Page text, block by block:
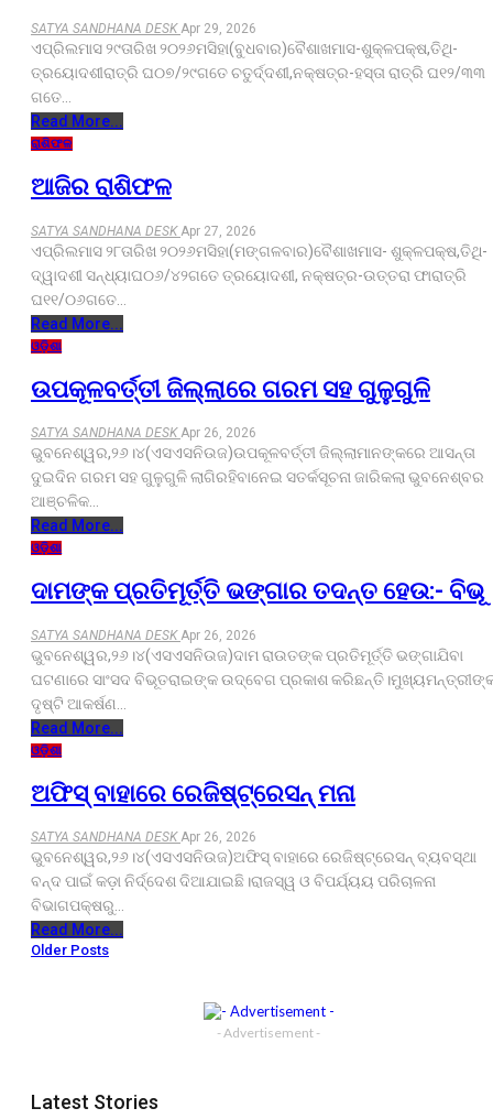
SATYA SANDHANA DESK Apr 29, 2026
ଏପ୍ରିଲମାସ ୨୯ତାରିଖ ୨୦୨୬ମସିହା(ବୁଧବାର)ବୈଶାଖମାସ-ଶୁକ୍ଳପକ୍ଷ,ତିଥି-
ତ୍ରୟୋଦଶୀରାତ୍ରି ଘ୦୭/୨୯ଗତେ ଚତୁର୍ଦ୍ଦଶୀ,ନକ୍ଷତ୍ର-ହସ୍ତା ରାତ୍ରି ଘ୧୨/୩୩
ଗତେ…
Read More...
ରାଶିଫଳ
ଆଜିର ରାଶିଫଳ
SATYA SANDHANA DESK Apr 27, 2026
ଏପ୍ରିଲମାସ ୨୮ତାରିଖ ୨୦୨୬ମସିହା(ମଙ୍ଗଳବାର)ବୈଶାଖମାସ- ଶୁକ୍ଳପକ୍ଷ,ତିଥି-
ଦ୍ୱାଦଶୀ ସନ୍ଧ୍ୟାଘ୦୬/୪୨ଗତେ ତ୍ରୟୋଦଶୀ, ନକ୍ଷତ୍ର-ଉତ୍ତରା ଫାରାତ୍ରି
ଘ୧୧/୦୬ଗତେ…
Read More...
ଓଡ଼ିଶା
ଉପକୂଳବର୍ତ୍ତୀ ଜିଲ୍ଲାରେ ଗରମ ସହ ଗୁଳୁଗୁଳି
SATYA SANDHANA DESK Apr 26, 2026
ଭୁବନେଶ୍ୱର,୨୬।୪(ଏସଏସନିଉଜ)ଉପକୂଳବର୍ତ୍ତୀ ଜିଲ୍ଲାମାନଙ୍କରେ ଆସନ୍ତା
ଦୁଇଦିନ ଗରମ ସହ ଗୁଳୁଗୁଳି ଲାଗିରହିବାନେଇ ସତର୍କସୂଚନା ଜାରିକଲା ଭୁବନେଶ୍ବର
ଆଞ୍ଚଳିକ…
Read More...
ଓଡ଼ିଶା
ଦାମଙ୍କ ପ୍ରତିମୂର୍ତ୍ତି ଭଙ୍ଗାର ତଦନ୍ତ ହେଉ:- ବିଭୂ
SATYA SANDHANA DESK Apr 26, 2026
ଭୁବନେଶ୍ୱର,୨୬।୪(ଏସଏସନିଉଜ)ଦାମ ରାଉତଙ୍କ ପ୍ରତିମୂର୍ତ୍ତି ଭଙ୍ଗାଯିବା
ଘଟଣାରେ ସାଂସଦ ବିଭୂତରାଇଙ୍କ ଉଦ୍‌ବେଗ ପ୍ରକାଶ
ଦୃଷ୍ଟି ଆକର୍ଷଣ…
Read More...
ଓଡ଼ିଶା
ଅଫିସ୍‌ ବାହାରେ ରେଜିଷ୍ଟ୍ରେସନ୍ ମନା
SATYA SANDHANA DESK Apr 26, 2026
ଭୁବନେଶ୍ୱର,୨୬।୪(ଏସଏସନିଉଜ)ଅଫିସ୍‌ ବାହାରେ ରେଜିଷ୍ଟ୍ରେସନ୍ ବ୍ୟବସ୍ଥା
ବନ୍ଦ ପାଇଁ କଡ଼ା ନିର୍ଦ୍ଦେଶ ଦିଆଯାଇଛି।ରାଜସ୍ୱ ଓ ବିପର୍ଯ୍ୟୟ ପରିଚାଳନା
ବିଭାଗପକ୍ଷରୁ…
Read More...
Older Posts
- Advertisement -
Latest Stories